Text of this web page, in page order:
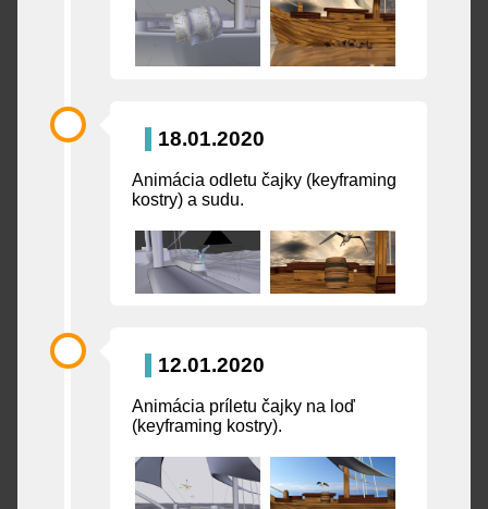
18.01.2020
Animácia odletu čajky (keyframing
kostry) a sudu.
12.01.2020
Animácia príletu čajky na loď
(keyframing kostry).